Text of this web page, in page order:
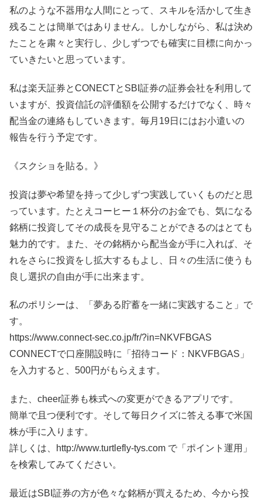
私のような不器用な人間にとって、スキルを活かして生き
残ることは簡単ではありません。しかしながら、私は決め
たことを粛々と実行し、少しずつでも確実に目標に向かっ
ていきたいと思っています。
私は楽天証券とCONECTとSBI証券の証券会社を利用して
いますが、投資信託の評価額を公開するだけでなく、時々
配当金の連絡もしていきます。毎月19日にはお小遣いの
報告を行う予定です。
《スクショを貼る。》
投資は夢や希望を持って少しずつ実践していくものだと思
っています。たとえコーヒー１杯分のお金でも、気になる
銘柄に投資してその成長を見守ることができるのはとても
魅力的です。また、その銘柄から配当金が手に入れば、そ
れをさらに投資をし拡大するもよし、日々の生活に使うも
良し選択の自由が手に出来ます。
私のポリシーは、「夢ある貯蓄を一緒に実践すること」で
す。
https://www.connect-sec.co.jp/fr/?in=NKVFBGAS
CONNECTで口座開設時に「招待コード：NKVFBGAS」
を入力すると、500円がもらえます。
また、cheer証券も株式への変更ができるアプリです。
簡単で且つ便利です。そして毎日クイズに答える事で米国
株が手に入ります。
詳しくは、http://www.turtlefly-tys.com で「ポイント運用」
を検索してみてください。
最近はSBI証券の方が色々な銘柄が買えるため、今から投